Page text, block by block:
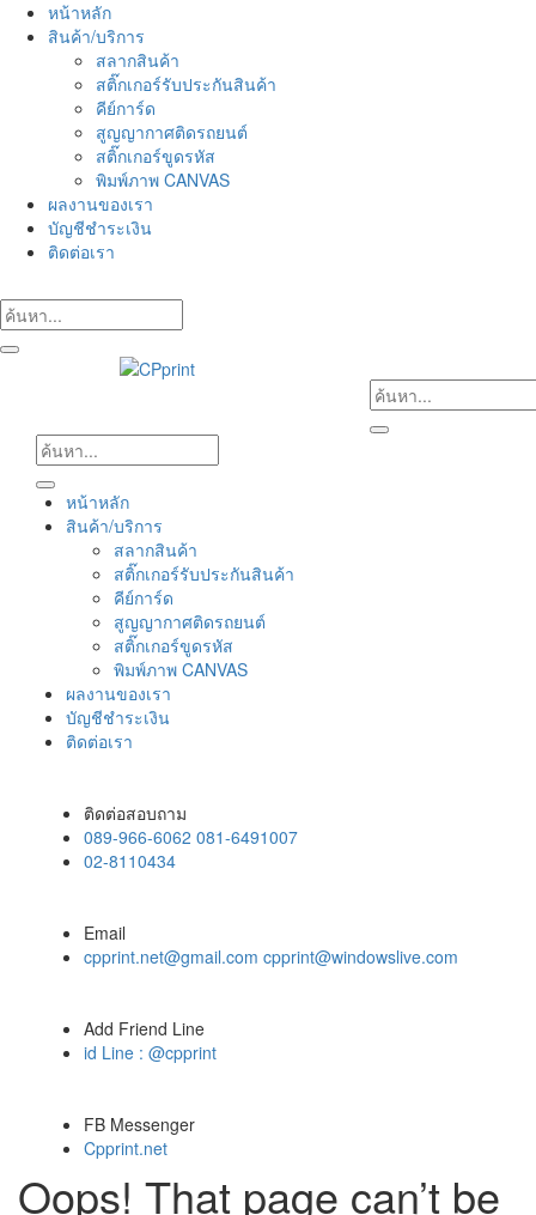
Skip
หน้าหลัก
สินค้า/บริการ
สลากสินค้า
สติ๊กเกอร์รับประกันสินค้า
คีย์การ์ด
สูญญากาศติดรถยนต์
สติ๊กเกอร์ขูดรหัส
พิมพ์ภาพ CANVAS
ผลงานของเรา
บัญชีชำระเงิน
ติดต่อเรา
หน้าหลัก
สินค้า/บริการ
สลากสินค้า
สติ๊กเกอร์รับประกันสินค้า
คีย์การ์ด
สูญญากาศติดรถยนต์
สติ๊กเกอร์ขูดรหัส
พิมพ์ภาพ CANVAS
ผลงานของเรา
บัญชีชำระเงิน
ติดต่อเรา
ติดต่อสอบถาม
089-966-6062 081-6491007
02-8110434
Email
cpprint.net@gmail.com cpprint@windowslive.com
Add Friend Line
id Line : @cpprint
FB Messenger
Cpprint.net
Oops! That page can’t be